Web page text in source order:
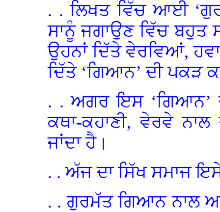
. . ਲਿਖਤ ਵਿੱਚ ਆਈ
ਸਾਨੂੰ ਜਗਾਉਣ ਵਿੱਚ
ਉਹਨਾਂ ਦਿੱਤੇ ਵੇਰਵਿਆਂ,
ਦਿੱਤੇ ‘ਗਿਆਨ’ ਦੀ ਪਕੜ
. . ਅਗਰ ਇਸ ‘ਗਿਆਨ’
ਕਥਾ-ਕਹਾਣੀ, ਵੇਰਵੇ
ਜਾਂਦਾ ਹੈ।
. . ਅੱਜ ਦਾ ਸਿੱਖ ਸਮਾਜ
. . ਗੁਰਮੱਤ ਗਿਆਨ ਨਾਲ